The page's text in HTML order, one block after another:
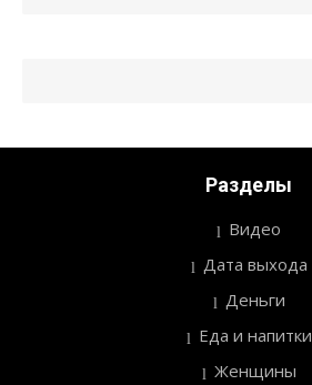
Разделы
Видео
Дата выхода
Деньги
Еда и напитки
Женщины